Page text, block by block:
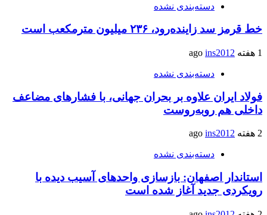
دسته‌بندی نشده
خط قرمز سد زاینده‌رود، ۲۳۶ میلیون مترمکعب است
1 هفته ago ins2012
دسته‌بندی نشده
فولاد ایران علاوه بر بحران جهانی، با فشارهای مضاعف
داخلی هم روبه‌روست
2 هفته ago ins2012
دسته‌بندی نشده
استاندار اصفهان: بازسازی واحدهای آسیب دیده با
رویکردی جدید آغاز شده است